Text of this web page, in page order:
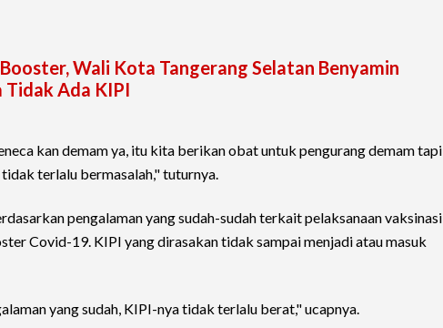
Wali Kota Tangerang Selatan Benyamin
Tidak Ada KIPI
kan demam ya, itu kita berikan obat untuk pengurang demam tapi
terlalu bermasalah," tuturnya.
pengalaman yang sudah-sudah terkait pelaksanaan vaksinasi
Covid-19. KIPI yang dirasakan tidak sampai menjadi atau masuk
yang sudah, KIPI-nya tidak terlalu berat," ucapnya.